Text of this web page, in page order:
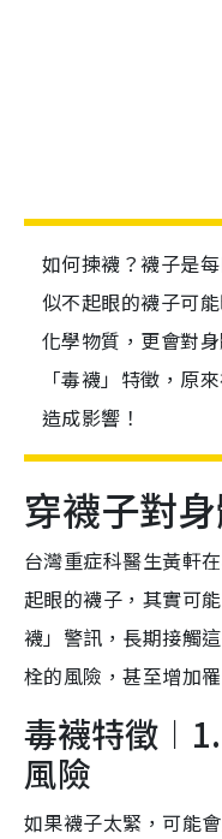
如何揀襪？襪子是
似不起眼的襪子可
化學物質，更會對
「毒襪」特徵，原
造成影響！
穿襪子對
台灣重症科醫生黃軒
起眼的襪子，其實可
襪」警訊，長期接觸
栓的風險，甚至增加
毒襪特徵
風險
如果襪子太緊，可能